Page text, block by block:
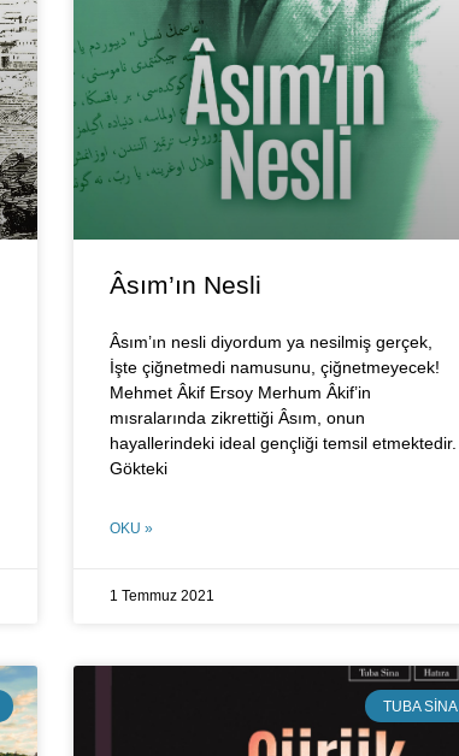
Âsım’ın Nesli
Âsım’ın nesli diyordum ya nesilmiş gerçek,
İşte çiğnetmedi namusunu, çiğnetmeyecek!
Mehmet Âkif Ersoy Merhum Âkif’in
mısralarında zikrettiği Âsım, onun
hayallerindeki ideal gençliği temsil etmektedir.
Gökteki
OKU »
1 Temmuz 2021
TUBA SINA